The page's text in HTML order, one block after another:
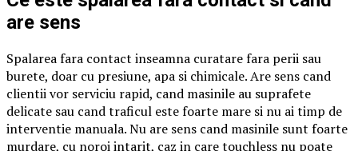
are sens
Spalarea fara contact inseamna curatare fara perii sau
burete, doar cu presiune, apa si chimicale. Are sens cand
clientii vor serviciu rapid, cand masinile au suprafete
delicate sau cand traficul este foarte mare si nu ai timp de
interventie manuala. Nu are sens cand masinile sunt foarte
murdare, cu noroi intarit, caz in care touchless nu poate